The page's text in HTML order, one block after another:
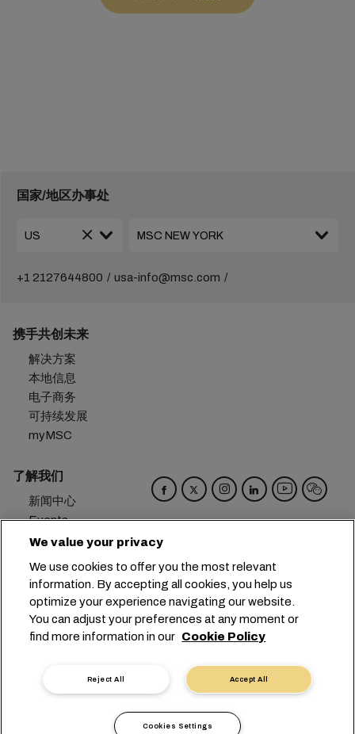
国家/地区办事处
+1 2127644800 usa-info@msc.com
携手共创未来
解决方案
本地信息
电子商务
可持续发展
myMSC
了解我们
新闻中心
Events
Blog
联系我们
偏好设置
总部： +41 227038888
info@msc.com
Cookie 设置 数据隐私声明
个人数据请求
承运人条款和条件
欧盟承诺
行为准则
认证 举报热线
We value your privacy
We use cookies to offer you the most relevant
information. By accepting all cookies, you help us
optimize your experience navigating our website.
You can adjust your preferences at any moment or
find more information in our Cookie Policy
Accept All
Reject All
Cookies Settings